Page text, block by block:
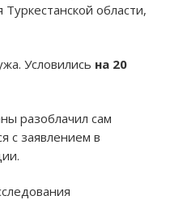
области,
Условились на 20
разоблачил сам
с заявлением в